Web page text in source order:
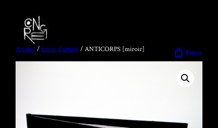
Accueil/Livre d'artiste/ ANTICORPS [miroir] Panier